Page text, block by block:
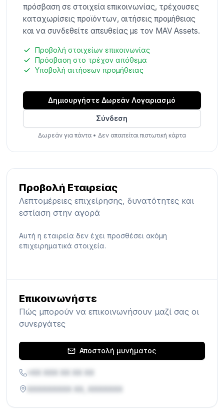
πρόσβαση σε στοιχεία επικοινωνίας, τρέχουσες
καταχωρίσεις προϊόντων, αιτήσεις προμήθειας
και να συνδεθείτε απευθείας με τον MAV Assets.
Προβολή στοιχείων επικοινωνίας
Πρόσβαση στο τρέχον απόθεμα
Υποβολή αιτήσεων προμήθειας
Δημιουργήστε Δωρεάν Λογαριασμό
Σύνδεση
Δωρεάν για πάντα• Δεν απαιτείται πιστωτική κάρτα
Προβολή Εταιρείας
Λεπτομέρειες επιχείρησης, δυνατότητες και
εστίαση στην αγορά
Αυτή η εταιρεία δεν έχει προσθέσει ακόμη
επιχειρηματικά στοιχεία.
Επικοινωνήστε
Πώς μπορούν να επικοινωνήσουν μαζί σας οι
συνεργάτες
Αποστολή μυνήματος